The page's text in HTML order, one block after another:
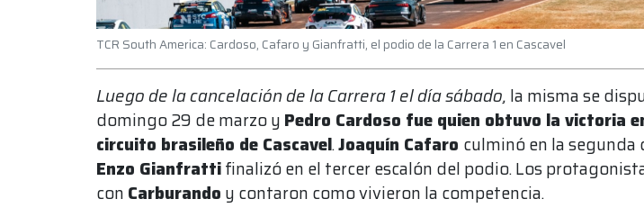
TCR South America: Cardoso, Cafaro y Gianfratti, el podio de la Carrera 1 en Cascavel
Luego de la cancelación de la Carrera 1 el día sábado, la misma se
domingo 29 de marzo y Pedro Cardoso fue quien obtuvo la victoria
circuito brasileño de Cascavel.Joaquín Cafaro culminó en la segunda
Enzo Gianfrattifinalizó en el tercer escalón del podio. Los
con Carburando y contaron como vivieron la competencia.